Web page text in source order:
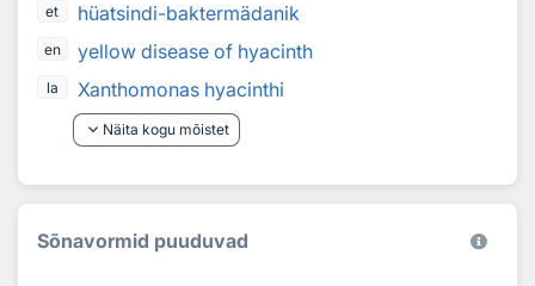
et hüatsindi-baktermädanik
en yellow disease of hyacinth
la
Xanthomonas hyacinthi
keyboard_arrow_down Näita kogu mõistet
Sõnavormid puuduvad